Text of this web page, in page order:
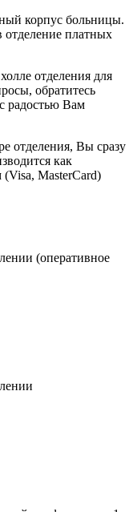
корпус больницы.
платных
отделения для
обратитесь
радостью Вам
отделения, Вы сразу
как
MasterCard)
(оперативное